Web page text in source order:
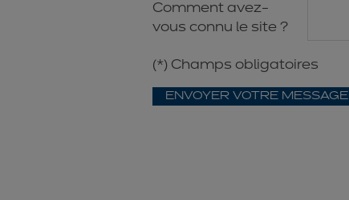
Comment avez-
vous connu le site ?
(*) Champs obligatoires
ENVOYER VOTRE MESSAGE